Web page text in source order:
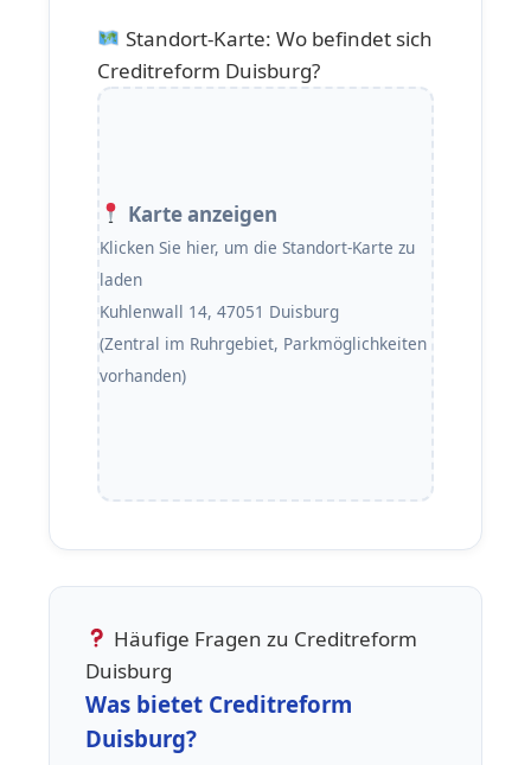
Standort-Karte: Wo befindet sich
Creditreform Duisburg?
Karte anzeigen
Klicken Sie hier, um die Standort-Karte zu
laden
Kuhlenwall 14, 47051 Duisburg
(Zentral im Ruhrgebiet, Parkmöglichkeiten
vorhanden)
Häufige Fragen zu Creditreform
Duisburg
Was bietet Creditreform
Duisburg?